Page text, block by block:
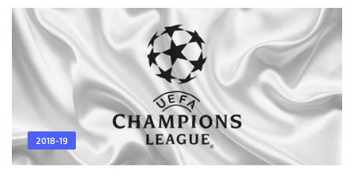
Акиф Амирали (Азербайджан). Резервный судья: Рауф
Каббаров (Азербайджан). Заря (Бельцы): 1. Владимир Лившиц
(к); 8.
2018-19